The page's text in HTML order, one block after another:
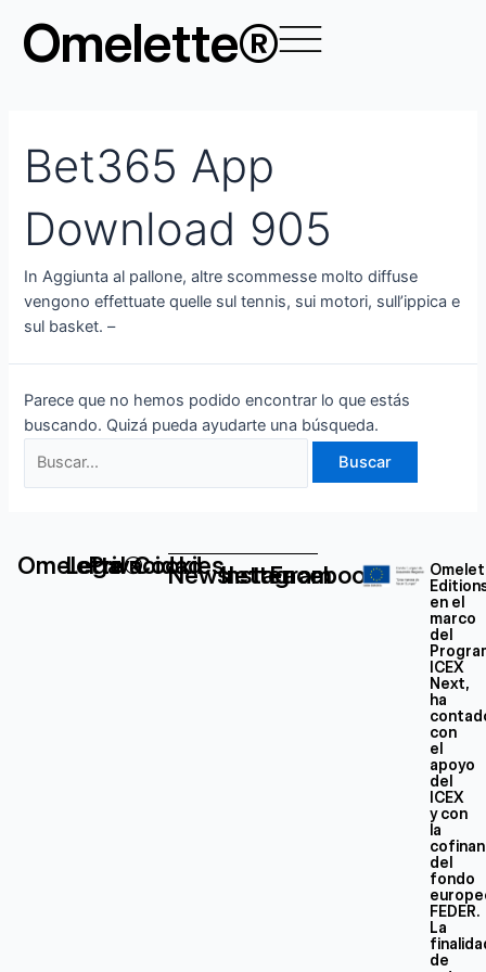
contenido
Omelette®
Bet365 App
Download 905
In Aggiunta al pallone, altre scommesse molto diffuse
vengono effettuate quelle sul tennis, sui motori, sull’ippica e
sul basket. –
Parece que no hemos podido encontrar lo que estás
buscando. Quizá pueda ayudarte una búsqueda.
por:
Omelette®
Legal
Privacidad
Cookies
Newsletter
Instagram
Facebook
en el
marco
del
ICEX
Next,
ha
con
el
apoyo
del
ICEX
y con
la
del
fondo
FEDER.
La
de